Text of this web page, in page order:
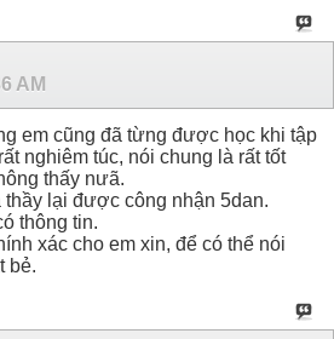
AM
em cũng đã từng được học khi tập
nghiêm túc, nói chung là rất tốt
thấy nưã.
lại được công nhận 5dan.
thông tin.
xác cho em xin, để có thể nói
bẻ.